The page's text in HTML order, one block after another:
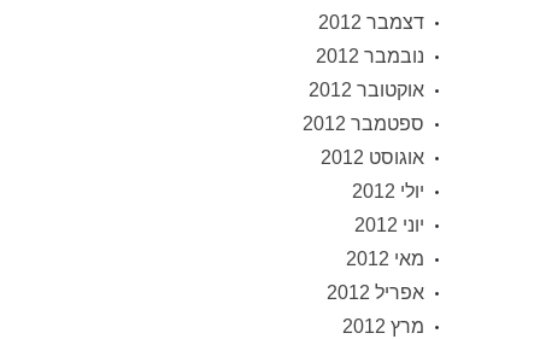
דצמבר 2012
נובמבר 2012
אוקטובר 2012
ספטמבר 2012
אוגוסט 2012
יולי 2012
יוני 2012
מאי 2012
אפריל 2012
מרץ 2012